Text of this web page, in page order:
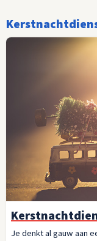
Je denkt al gauw aan